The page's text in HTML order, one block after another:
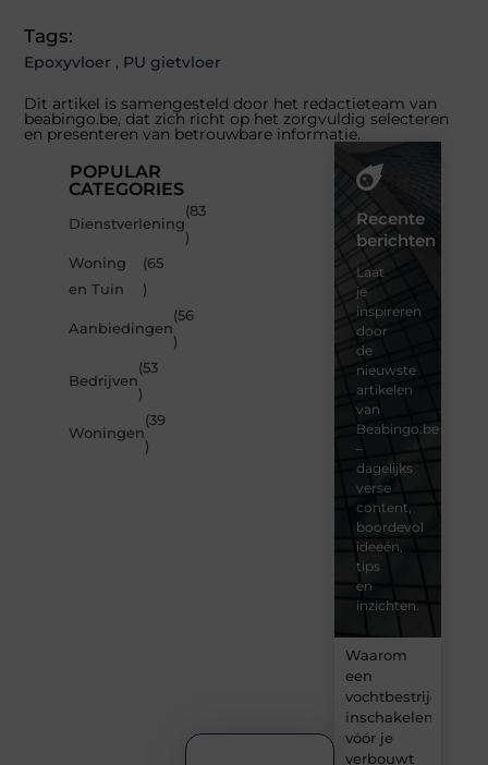
Tags:
Epoxyvloer , PU gietvloer
Dit artikel is samengesteld door het redactieteam van
beabingo.be, dat zich richt op het zorgvuldig selecteren
en presenteren van betrouwbare informatie.
POPULAR
CATEGORIES
Dienstverlening
(83
)
Woning
en Tuin
(65
)
Aanbiedingen
(56
)
Bedrijven
(53
)
Woningen
(39
)
Recente
berichten
Laat
je
inspireren
door
de
nieuwste
artikelen
van
Beabingo.be
–
dagelijks
verse
content,
boordevol
ideeën,
tips
en
inzichten.
Waarom
een
inschakelen
vóór je
verbouwt